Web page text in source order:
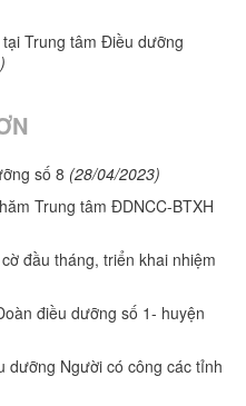
Trung tâm Điều dưỡng
số 8 (28/04/2023)
Trung tâm ĐDNCC-BTXH
đầu tháng, triển khai nhiệm
điều dưỡng số 1- huyện
dưỡng Người có công các tỉnh